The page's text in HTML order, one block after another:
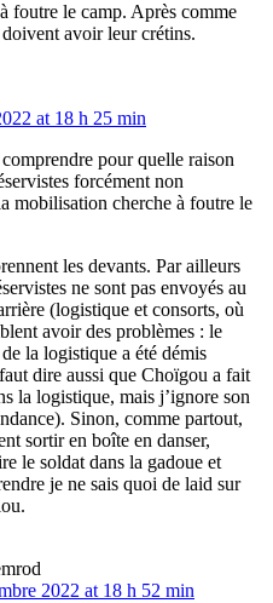
foutre le camp. Après comme
avoir leur crétins.
at 18 h 25 min
comprendre pour quelle raison
forcément non
mobilisation cherche à foutre le
les devants. Par ailleurs
ne sont pas envoyés au
(logistique et consorts, où
avoir des problèmes : le
la logistique a été démis
dire aussi que Choïgou a fait
la logistique, mais j’ignore son
Sinon, comme partout,
sortir en boîte en danser,
le soldat dans la gadoue et
je ne sais quoi de laid sur
2022 at 18 h 52 min